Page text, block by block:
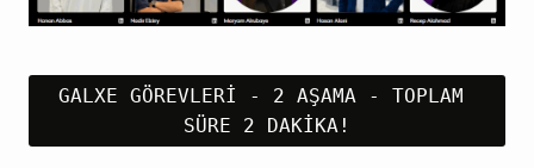
GALXE GÖREVLERİ - 2 AŞAMA - TOPLAM
SÜRE 2 DAKİKA!